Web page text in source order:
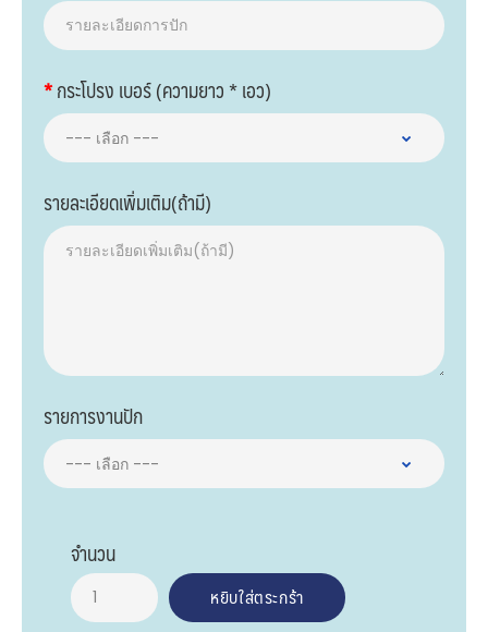
กระโปรง เบอร์ (ความยาว * เอว)
รายละเอียดเพิ่มเติม(ถ้ามี)
รายการงานปัก
จำนวน